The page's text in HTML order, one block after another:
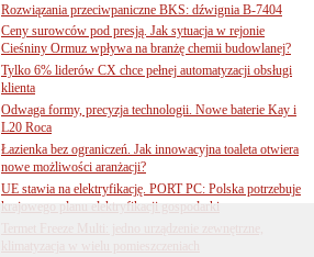
Rozwiązania przeciwpaniczne BKS: dźwignia B-7404
Ceny surowców pod presją. Jak sytuacja w rejonie
Cieśniny Ormuz wpływa na branżę chemii budowlanej?
Tylko 6% liderów CX chce pełnej automatyzacji obsługi
klienta
Odwaga formy, precyzja technologii. Nowe baterie Kay i
L20 Roca
Łazienka bez ograniczeń. Jak innowacyjna toaleta otwiera
nowe możliwości aranżacji?
UE stawia na elektryfikację. PORT PC: Polska potrzebuje
krajowego planu elektryfikacji gospodarki
Termet Freeze Multi: jedno urządzenie zewnętrzne,
klimatyzacja w wielu pomieszczeniach